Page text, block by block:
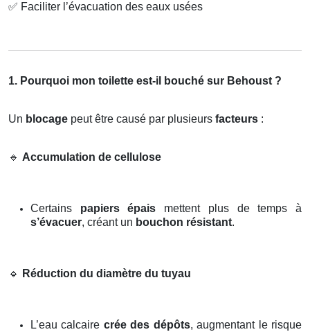
✅ Faciliter l’évacuation des eaux usées
1. Pourquoi mon toilette est-il bouché sur Behoust ?
Un blocage peut être causé par plusieurs facteurs :
🔹 Accumulation de cellulose
Certains papiers épais mettent plus de temps à
s’évacuer, créant un bouchon résistant.
🔹 Réduction du diamètre du tuyau
L’eau calcaire crée des dépôts, augmentant le risque